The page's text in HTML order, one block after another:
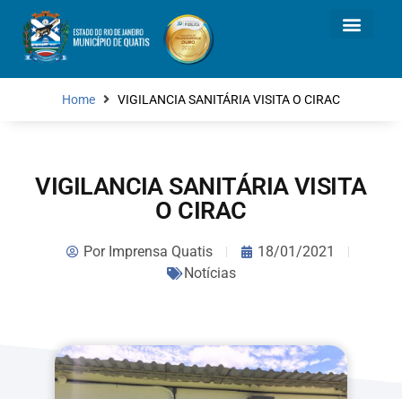
Home VIGILANCIA SANITÁRIA VISITA O CIRAC
VIGILANCIA SANITÁRIA VISITA
O CIRAC
PorImprensa Quatis
18/01/2021
Notícias